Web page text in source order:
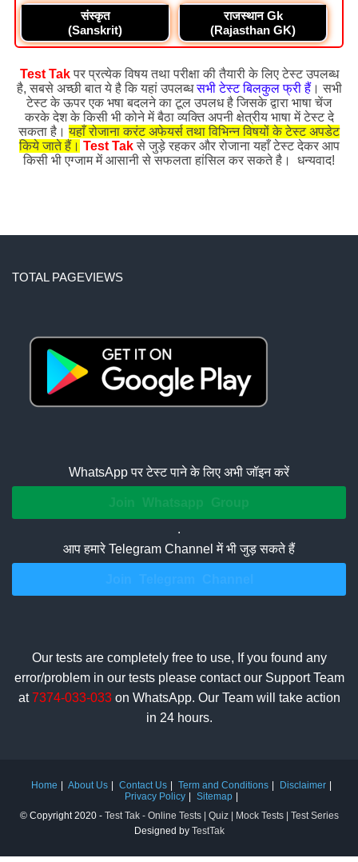
संस्कृत
(Sanskrit)
राजस्थान Gk
(Rajasthan GK)
Test Takपर प्रत्येक विषय तथा परीक्षा की तैयारी के लिए टेस्ट उपलब्ध
है, सबसे अच्छी बात ये है कि यहां उपलब्धसभी टेस्ट बिलकुल फ्री हैं। सभी
टेस्ट के ऊपर एक भषा बदलने का टूल उपलध है जिसके द्वारा भाषा चेंज
करके देश के किसी भी कोने में बैठा व्यक्ति अपनी क्षेत्रीय भाषा में टेस्ट दे
सकता है।यहाँ रोजाना करंट अफेयर्स तथा विभिन्न विषयों के टेस्ट अपडेट
किये जाते हैं। Test Takसे जुड़े रहकर और रोजाना यहाँ टेस्ट देकर आप
किसी भी एग्जाम में आसानी से सफलता हांसिल कर सकते है। धन्यवाद!
TOTAL PAGEVIEWS
WhatsApp पर टेस्ट पाने के लिए अभी जॉइन करें
.
आप हमारे Telegram Channel में भी जुड़ सकते हैं
Our tests are completely free to use, If you found any
error/problem in our tests please contact our Support Team
at7374-033-033on WhatsApp. Our Team will take action
in 24 hours.
Home About Us Contact Us Term and Conditions
Disclaimer
Privacy Policy
Sitemap
© Copyright 2020 - Test Tak - Online Tests | Quiz | Mock Tests | Test Series
Designed by TestTak